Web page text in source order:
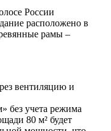
России
расположено в
рамы –
вентиляцию и
без учета режима
80 м² будет